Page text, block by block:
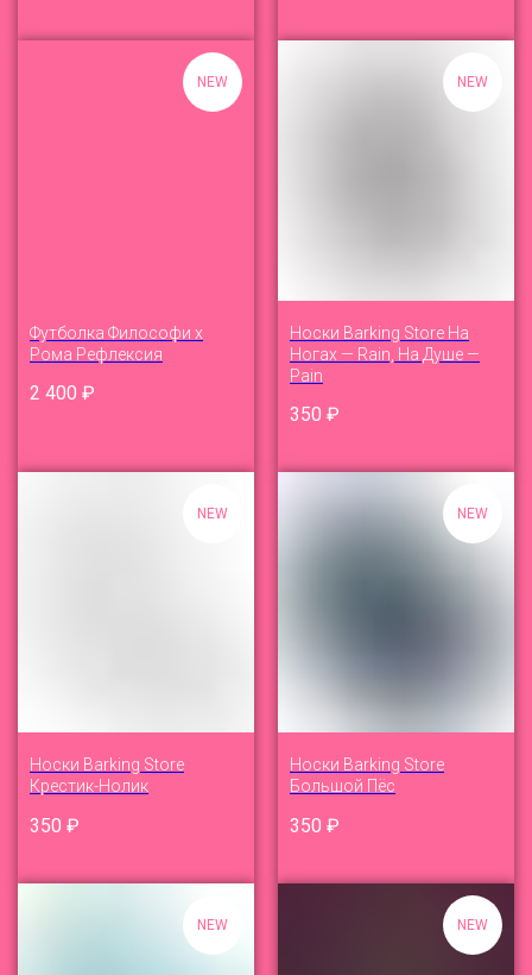
NEW
Футболка Философи x
Рома Рефлексия
2 400 ₽
NEW
Носки Barking Store На
Ногах — Rain, На Душе —
Pain
350 ₽
NEW
Носки Barking Store
Крестик-Нолик
350 ₽
NEW
Носки Barking Store
Большой Пёс
350 ₽
NEW NEW